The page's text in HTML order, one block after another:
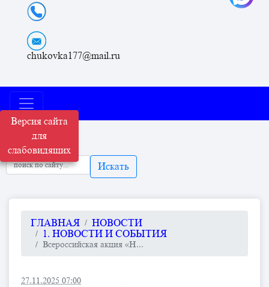
Версия сайта
для
слабовидящих
chukovka177@mail.ru
Искать
ГЛАВНАЯ
НОВОСТИ
1. НОВОСТИ И СОБЫТИЯ
Всероссийская акция «Н...
27.11.2025 07:00